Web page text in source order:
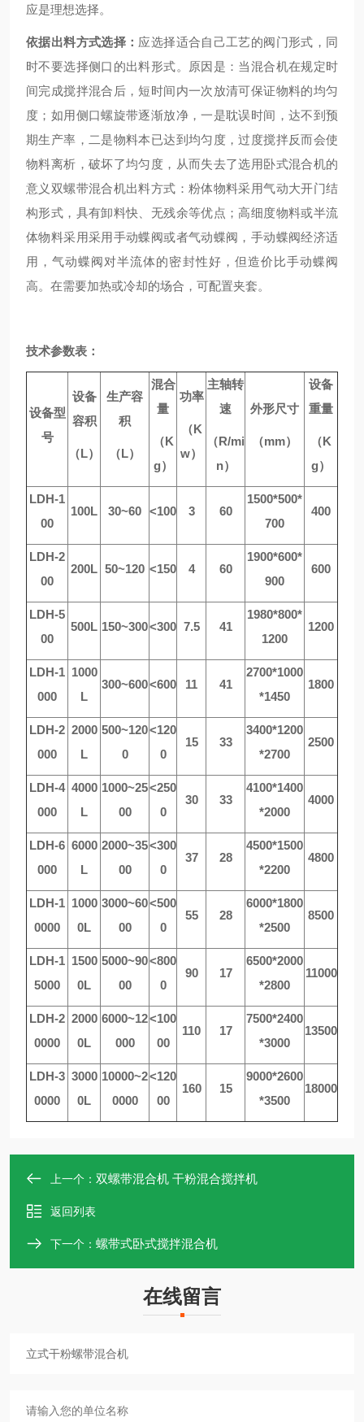
应是理想选择。
依据出料方式选择： 应选择适合自己工艺的阀门形式，同
时不要选择侧口的出料形式。原因是：当混合机在规定时
间完成搅拌混合后，短时间内一次放清可保证物料的均匀
度；如用侧口螺旋带逐渐放净，一是耽误时间，达不到预
期生产率，二是物料本已达到均匀度，过度搅拌反而会使
物料离析，破坏了均匀度，从而失去了选用卧式混合机的
意义双螺带混合机出料方式：粉体物料采用气动大开门结
构形式，具有卸料快、无残余等优点；高细度物料或半流
体物料采用采用手动蝶阀或者气动蝶阀，手动蝶阀经济适
用，气动蝶阀对半流体的密封性好，但造价比手动蝶阀
高。在需要加热或冷却的场合，可配置夹套。
技术参数表：
设备型
号
设备
容积
（L）
生产容
积
（L）
混合
量
（K
g）
功率
（K
w）
主轴转
速
（R/mi
n）
外形尺寸
（mm）
设备
重量
（K
g）
LDH-1
00
100L 30~60 <100 3 60
1500*500*
700
400
LDH-2
00
200L 50~120 <150 4 60
1900*600*
900
600
LDH-5
00
500L 150~300<300 7.5 41
1980*800*
1200
1200
LDH-1
000
1000
L
300~600<600 11 41
2700*1000
*1450
1800
LDH-2
000
2000
L
500~120
0
<120
0
15 33
3400*1200
*2700
2500
LDH-4
000
4000
L
1000~25
00
<250
0
30 33
4100*1400
*2000
4000
LDH-6
000
6000
L
2000~35
00
<300
0
37 28
4500*1500
*2200
4800
LDH-1
0000
1000
0L
3000~60
00
<500
0
55 28
6000*1800
*2500
8500
LDH-1
5000
1500
0L
5000~90
00
<800
0
90 17
6500*2000
*2800
11000
LDH-2
0000
2000
0L
6000~12
000
<100
00
110 17
7500*2400
*3000
13500
LDH-3
0000
3000
0L
10000~2
0000
<120
00
160 15
9000*2600
*3500
18000
上一个： 双螺带混合机 干粉混合搅拌机
返回列表
下一个： 螺带式卧式搅拌混合机
在线留言